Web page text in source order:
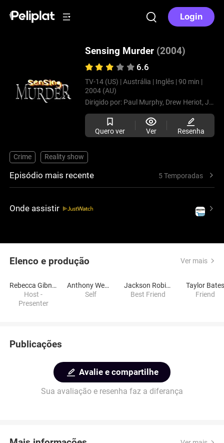
Login
Sensing Murder (2004)
6.6
TV-14 (US) | Austrália | Inglês | 90 min |
2004 (AU)
Dirigido por: Paul Murphy, Drew Heriot, Joseph McMahon,
Quero ver Ver Resenha
Crime Reality show
Episódio mais recente 5 Temporadas
Onde assistir
Elenco e produção Ver mais
Rebecca Gibney
Host -
Presenter
Anthony Wemyss
Self
Jackson Robinson-Taylor
Best Friend
Taylor
Friend
Publicações
Avalie e compartilhe
Sua avaliação e resenha faz a diferança